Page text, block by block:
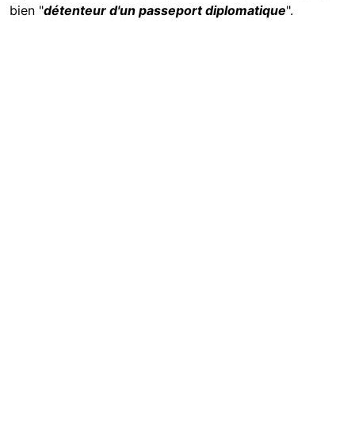
bien "détenteur d'un passeport diplomatique".